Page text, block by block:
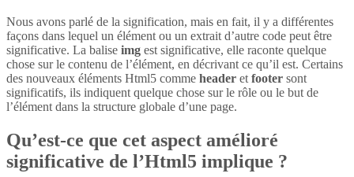
Nous avons parlé de la signification, mais en fait, il y a différentes
façons dans lequel un élément ou un extrait d’autre code peut être
significative. La balise img est significative, elle raconte quelque
chose sur le contenu de l’élément, en décrivant ce qu’il est. Certains
des nouveaux éléments Html5 comme header et footer sont
significatifs, ils indiquent quelque chose sur le rôle ou le but de
l’élément dans la structure globale d’une page.
Qu’est-ce que cet aspect amélioré
significative de l’Html5 implique ?